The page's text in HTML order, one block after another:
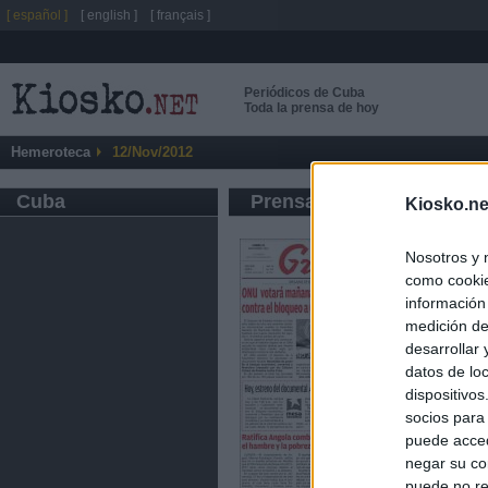
Nosotros y
como
medición
desarrollar
datos de
socios
puede
negar su
Periódicos de Cuba
Toda la prensa de hoy
Hemeroteca 12/Nov/2012
Cuba Prensa de Información
[ español ] [ english ] [ français ]